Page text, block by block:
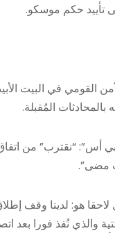
تأييد حكم موسكو.
القومي في البيت
المُقبلة.
أس”: “نقترب” من
مضى”.
هو: لدينا وقف
والذي نُفذ فورا بعد